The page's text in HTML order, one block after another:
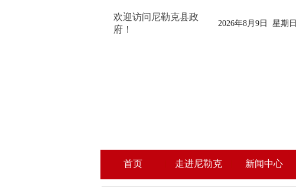
欢迎访问尼勒克县政
府！
2026年8月9日 星期日
首页 走进尼勒克 新闻中心